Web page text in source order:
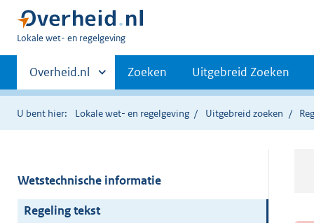
U
hier:
Lokale wet- en regelgeving
Primaire
navigatie
Andere
sites
binnen
Overheid.nl Zoeken Uitgebreid Zoeken
U bent hier: Lokale wet- en regelgeving Uitgebreid zoeken
Wetstechnische informatie
Regeling tekst